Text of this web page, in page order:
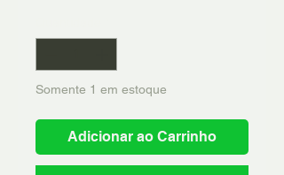
Somente 1 em estoque
Adicionar ao Carrinho